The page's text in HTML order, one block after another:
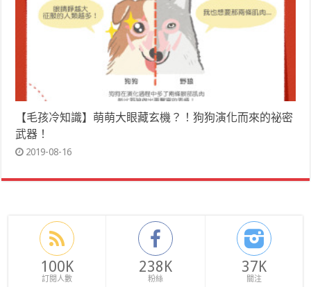
【毛孩冷知識】萌萌大眼藏玄機？！狗狗演化而來的祕密
武器！
2019-08-16
100K
訂閱人數
238K
粉絲
37K
關注